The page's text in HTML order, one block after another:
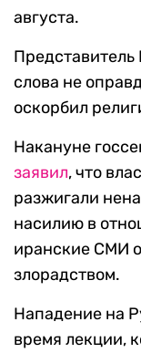
августа.
слова не
оскорбил
Накануне
заявил, что
разжигали
насилию в
иранские СМИ
злорадством.
Нападение на
время лекции,